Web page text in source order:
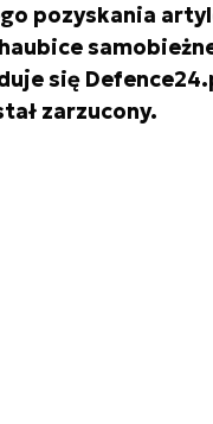
pozyskania
się
zarzucony.